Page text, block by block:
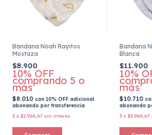
Bandana Noah Rayitos
Mostaza
$8.900
10% OFF
comprando 5 o
más
$8.010 con 10% OFF adicional
abonando por transferencia
3 x $2.966,67 sin interés
Bandana
Blanca
$11.900
10%
más
$10.710
abonando
3 x $3.966,67